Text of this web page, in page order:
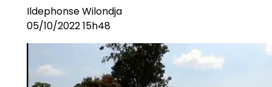
Ildephonse Wilondja
05/10/2022 15h48